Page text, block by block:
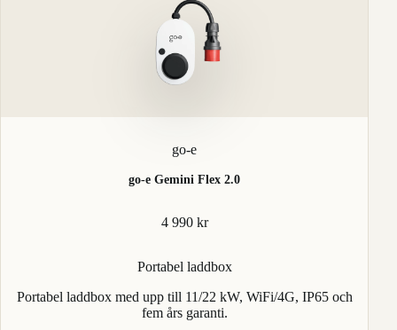
go-e
go-e Gemini Flex 2.0
4 990 kr
Portabel laddbox
Portabel laddbox med upp till 11/22 kW, WiFi/4G, IP65 och
fem års garanti.